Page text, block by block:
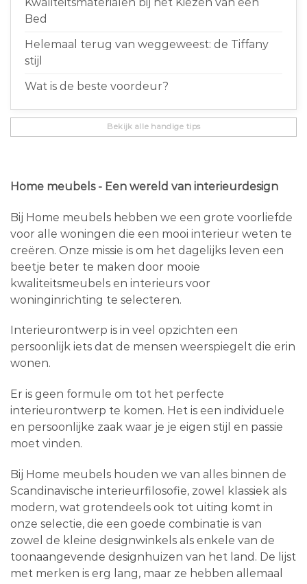
Bed
Helemaal terug van weggeweest: de Tiffany
stijl
Wat is de beste voordeur?
Bekijk alle handige tips
Home meubels - Een wereld van interieurdesign
Bij Home meubels hebben we een grote voorliefde
voor alle woningen die een mooi interieur weten te
creëren. Onze missie is om het dagelijks leven een
beetje beter te maken door mooie
kwaliteitsmeubels en interieurs voor
woninginrichting te selecteren.
Interieurontwerp is in veel opzichten een
persoonlijk iets dat de mensen weerspiegelt die erin
wonen.
Er is geen formule om tot het perfecte
interieurontwerp te komen. Het is een individuele
en persoonlijke zaak waar je je eigen stijl en passie
moet vinden.
Bij Home meubels houden we van alles binnen de
Scandinavische interieurfilosofie, zowel klassiek als
modern, wat grotendeels ook tot uiting komt in
onze selectie, die een goede combinatie is van
zowel de kleine designwinkels als enkele van de
toonaangevende designhuizen van het land. De lijst
met merken is erg lang, maar ze hebben allemaal